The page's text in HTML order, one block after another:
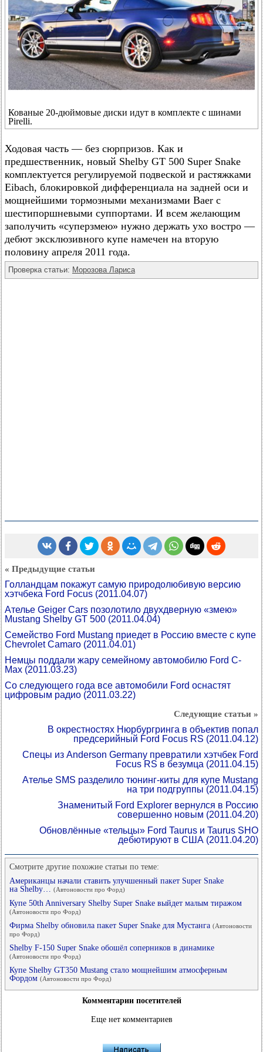
Кованые 20-дюймовые диски идут в комплекте с шинами
Pirelli.
Ходовая часть — без сюрпризов. Как и
предшественник, новый Shelby GT 500 Super Snake
комплектуется регулируемой подвеской и растяжками
Eibach, блокировкой дифференциала на задней оси и
мощнейшими тормозными механизмами Baer с
шестипоршневыми суппортами. И всем желающим
заполучить «суперзмею» нужно держать ухо востро —
дебют эксклюзивного купе намечен на вторую
половину апреля 2011 года.
Проверка статьи: Морозова Лариса
« Предыдущие статьи
Голландцам покажут самую природолюбивую версию
хэтчбека Ford Focus (2011.04.07)
Ателье Geiger Cars позолотило двухдверную «змею»
Mustang Shelby GT 500 (2011.04.04)
Семейство Ford Mustang приедет в Россию вместе с купе
Chevrolet Camaro (2011.04.01)
Немцы поддали жару семейному автомобилю Ford C-
Max (2011.03.23)
Со следующего года все автомобили Ford оснастят
цифровым радио (2011.03.22)
Следующие статьи »
В окрестностях Нюрбургринга в объектив попал
предсерийный Ford Focus RS (2011.04.12)
Спецы из Anderson Germany превратили хэтчбек Ford
Focus RS в безумца (2011.04.15)
Ателье SMS разделило тюнинг-киты для купе Mustang
на три подгруппы (2011.04.15)
Знаменитый Ford Explorer вернулся в Россию
совершенно новым (2011.04.20)
Обновлённые «тельцы» Ford Taurus и Taurus SHO
дебютируют в США (2011.04.20)
Смотрите другие похожие статьи по теме:
Американцы начали ставить улучшенный пакет Super Snake
на Shelby…
(Автоновости про Форд)
Купе 50th Anniversary Shelby Super Snake выйдет малым тиражом
(Автоновости про Форд)
Фирма Shelby обновила пакет Super Snake для Мустанга (Автоновости
про Форд)
Shelby F-150 Super Snake обошёл соперников в динамике
(Автоновости про Форд)
Купе Shelby GT350 Mustang стало мощнейшим атмосферным
Фордом (Автоновости про Форд)
Комментарии посетителей
Еще нет комментариев